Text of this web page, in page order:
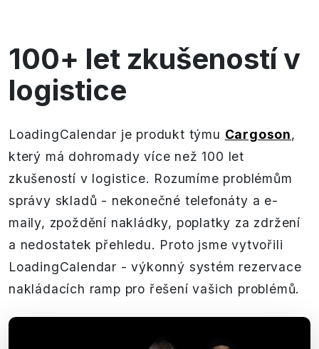
100+ let zkušeností v
logistice
LoadingCalendar je produkt týmu Cargoson,
který má dohromady více než 100 let
zkušeností v logistice. Rozumíme problémům
správy skladů - nekonečné telefonáty a e-
maily, zpoždění nakládky, poplatky za zdržení
a nedostatek přehledu. Proto jsme vytvořili
LoadingCalendar - výkonný systém rezervace
nakládacích ramp pro řešení vašich problémů.